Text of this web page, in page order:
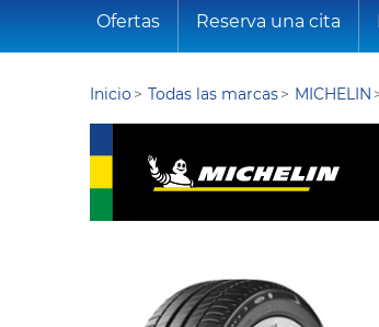
Ofertas Reserva una cita
Inicio Todas las marcas MICHELIN